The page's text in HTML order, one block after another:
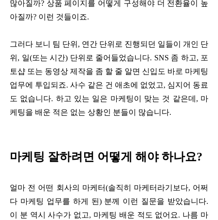
많아질까? 상품 페이지를 어떻게 구성해야 더 전환율이 높
아질까? 이런 것들이죠.
그러다 보니 팀 단위, 연간 단위로 진행되던 일들이 개인 단
위, 일(또는 시간) 단위로 줄어들었습니다. SNS 좀 하고, 포
토샵 또는 동영상 제작을 좀 할 줄 알면 신입도 바로 마케팅
업무에 투입되죠. 사수 같은 건 애초에 없었고, 심지어 동료
도 없습니다. 하고 있는 일은 마케팅이 맞는 것 같은데, 마
케팅을 배운 적은 없는 상황인 분들이 많습니다.
마케팅 잘하려면 어떻게 해야 하나요?
얼마 전 어떤 회사의 마케터(솔직히 마케터라기보다, 어쩌
다 마케팅 업무를 하게 된) 분께 이런 질문을 받았습니다.
이 분 역시 사수가 없고, 마케팅 배운 적도 없어요. 나름 마